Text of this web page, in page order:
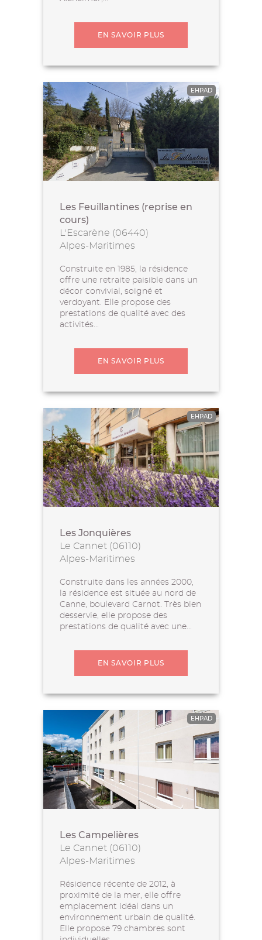
EN SAVOIR PLUS
EHPAD
Les Feuillantines (reprise en
cours)
L'Escarène (06440)
Alpes-Maritimes
Construite en 1985, la résidence
offre une retraite paisible dans un
décor convivial, soigné et
verdoyant. Elle propose des
prestations de qualité avec des
activités...
EN SAVOIR PLUS
EHPAD
Les Jonquières
Le Cannet (06110)
Alpes-Maritimes
Construite dans les années 2000,
la résidence est située au nord de
Canne, boulevard Carnot. Très bien
desservie, elle propose des
prestations de qualité avec une...
EN SAVOIR PLUS
EHPAD
Les Campelières
Le Cannet (06110)
Alpes-Maritimes
Résidence récente de 2012, à
proximité de la mer, elle offre
emplacement idéal dans un
environnement urbain de qualité.
Elle propose 79 chambres sont